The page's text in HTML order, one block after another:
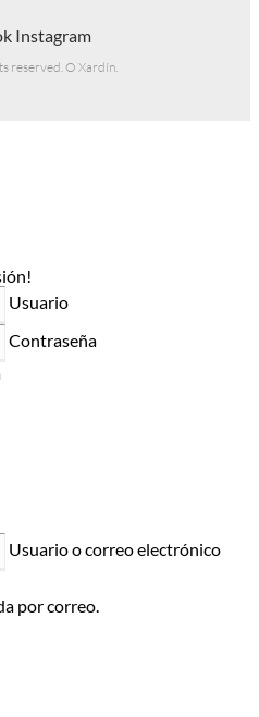
Instagram
reserved. O Xardín.
Usuario
Contraseña
Usuario o correo electrónico
por correo.